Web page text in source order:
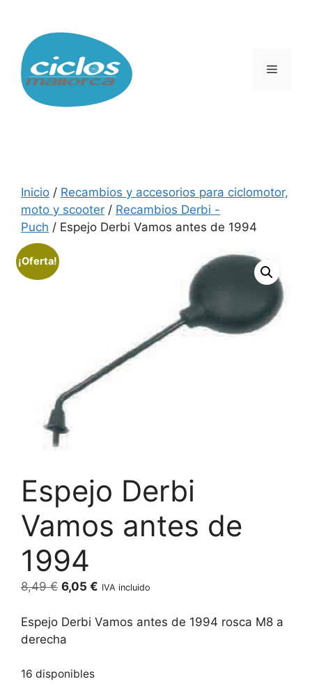
contenido
Menú
Inicio / Recambios y accesorios para ciclomotor,
moto y scooter / Recambios Derbi -
Puch / Espejo Derbi Vamos antes de 1994
¡Oferta!
Espejo Derbi
Vamos antes de
1994
8,49€ El
original
era:
6,05 € El
actual
IVA incluido
Espejo Derbi Vamos antes de 1994 rosca M8 a
derecha
16 disponibles